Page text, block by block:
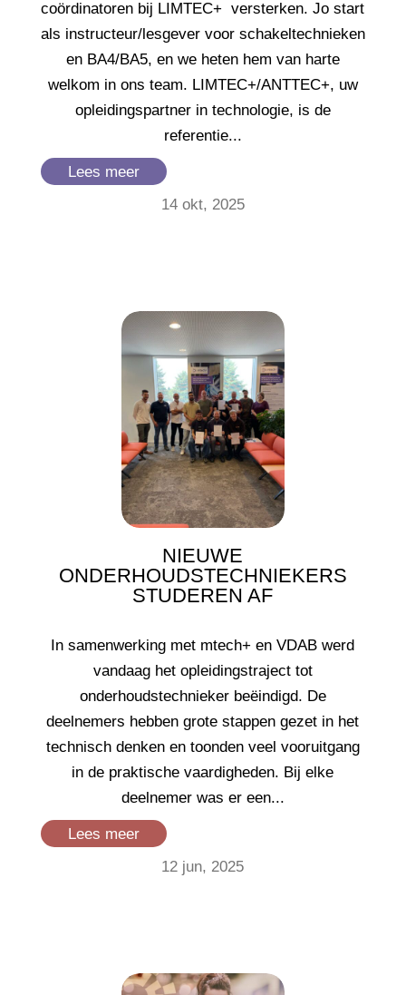
14 okt, 2025
coördinatoren bij LIMTEC+ versterken. Jo start
als instructeur/lesgever voor schakeltechnieken
en BA4/BA5, en we heten hem van harte
welkom in ons team. LIMTEC+/ANTTEC+, uw
opleidingspartner in technologie, is de
referentie...
Lees meer
NIEUWE
ONDERHOUDSTECHNIEKERS
STUDEREN AF
12 jun, 2025
In samenwerking met mtech+ en VDAB werd
vandaag het opleidingstraject tot
onderhoudstechnieker beëindigd. De
deelnemers hebben grote stappen gezet in het
technisch denken en toonden veel vooruitgang
in de praktische vaardigheden. Bij elke
deelnemer was er een...
Lees meer